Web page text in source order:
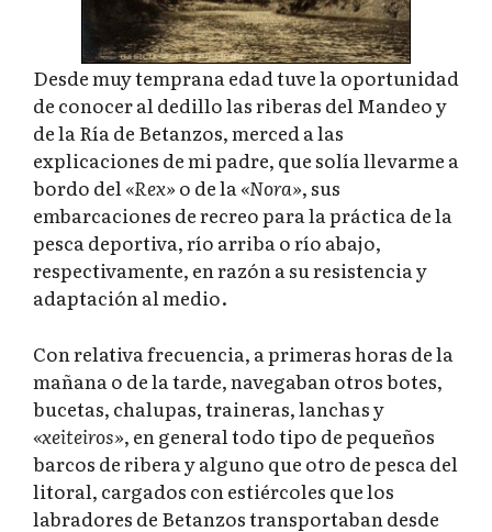
Desde muy temprana edad tuve la oportunidad
de conocer al dedillo las riberas del Mandeo y
de la Ría de Betanzos, merced a las
explicaciones de mi padre, que solía llevarme a
bordo del«Rex»o de la«Nora», sus
embarcaciones de recreo para la práctica de la
pesca deportiva, río arriba o río abajo,
respectivamente, en razón a su resistencia y
adaptación al medio.
Con relativa frecuencia, a primeras horas de la
mañana o de la tarde, navegaban otros botes,
bucetas, chalupas, traineras, lanchas y
«xeiteiros», en general todo tipo de pequeños
barcos de ribera y alguno que otro de pesca del
litoral, cargados con estiércoles que los
labradores de Betanzos transportaban desde